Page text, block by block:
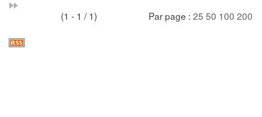
(1 - 1 / 1) Par page : 25 50 100 200